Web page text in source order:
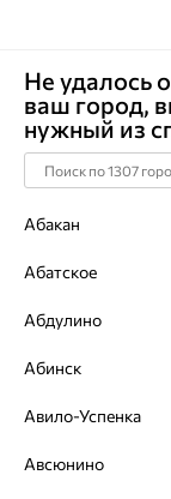
Главная Каталог
Цепь,
Артикул:8035208-45
Не удалось
ваш город,
нужный из
Абакан
Абатское
Абдулино
Абинск
Авило-Успенка
Авсюнино